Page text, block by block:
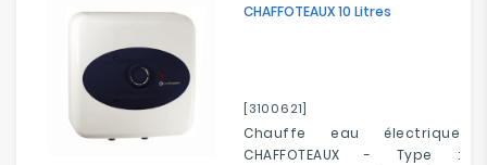
CHAFFOTEAUX 10 Litres
[3100621]
Chauffe eau électrique
CHAFFOTEAUX - Type :